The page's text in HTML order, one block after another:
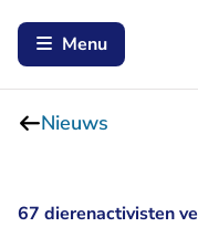
Menu
Nieuws
67 dierenactivisten